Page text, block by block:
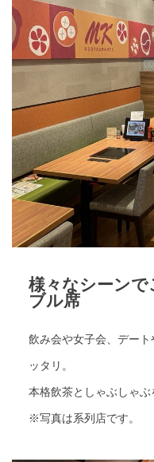
様々なシーン
ブル席
飲み会や女子会、デー
ッタリ。
本格飲茶としゃぶしゃぶ
※写真は系列店です。